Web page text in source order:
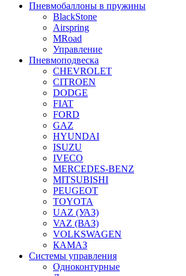
Пневмобаллоны в пружины
BlackStone
Airspring
MRoad
Управление
Пневмоподвеска
CHEVROLET
CITROEN
DODGE
FIAT
FORD
GAZ
HYUNDAI
ISUZU
IVECO
MERCEDES-BENZ
MITSUBISHI
PEUGEOT
TOYOTA
UAZ (УАЗ)
VAZ (ВАЗ)
VOLKSWAGEN
КАМАЗ
Системы управления
Одноконтурные